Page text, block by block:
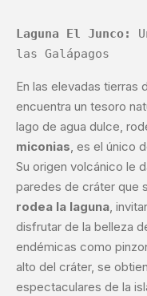
Laguna El Junco:
las Galápagos
En las elevadas tierras
encuentra un tesoro
lago de agua dulce,
miconias, es el único
Su origen volcánico le
paredes de cráter que
rodea la laguna,
disfrutar de la belleza
endémicas como
alto del cráter, se
espectaculares de la